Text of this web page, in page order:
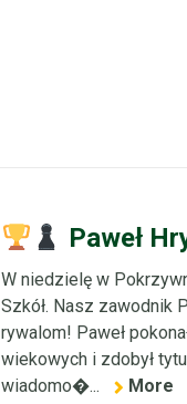
Paweł
W niedzielę w
Szkół. Nasz zawodnik
rywalom! Paweł
wiekowych i zdobył
wiadomo�...
More